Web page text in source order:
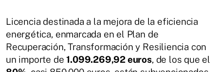
Licencia destinada a la mejora de la eficiencia
energética, enmarcada en el Plan de
Recuperación, Transformación y Resiliencia con
un importe de1.099.269,92 euros, de los que el